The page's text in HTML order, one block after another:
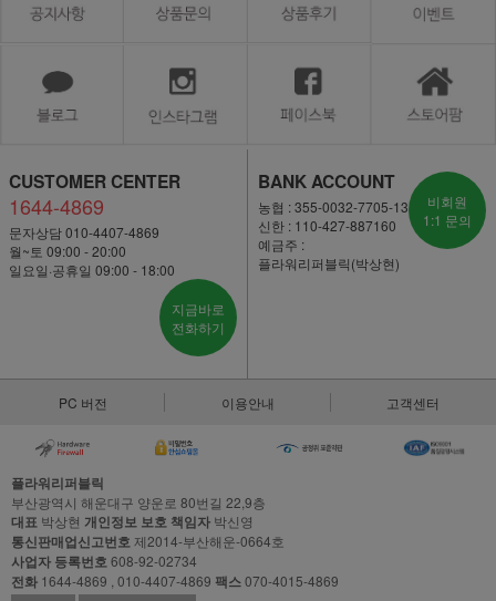
CUSTOMER CENTER
1644-4869
문자상담 010-4407-4869
월~토 09:00 - 20:00
일요일·공휴일 09:00 - 18:00
지금바로
전화하기
BANK ACCOUNT
농협 : 355-0032-7705-13
신한 : 110-427-887160
예금주 :
플라워리퍼블릭(박상현)
비회원
1:1 문의
PC 버전 이용안내 고객센터
플라워리퍼블릭
부산광역시 해운대구 양운로 80번길 22,9층
대표 박상현 개인정보 보호 책임자 박신영
통신판매업신고번호제2014-부산해운-0664호
사업자 등록번호608-92-02734
전화 1644-4869 , 010-4407-4869 팩스070-4015-4869